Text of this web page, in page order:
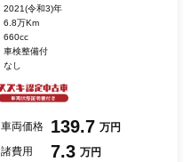
2021(令和3)年
6.8万Km
660cc
車検整備付
なし
車両価格 139.7 万円
諸費用
7.3 万円